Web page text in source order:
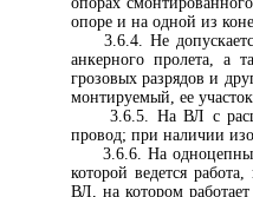
опоре и на одной из
3.6.4. Не допускается
анкерного пролета, а
грозовых разрядов и
монтируемый, ее
3.6.5. На ВЛ с
провод; при наличии
3.6.6. На одноцепных
которой ведется
ВЛ, на котором